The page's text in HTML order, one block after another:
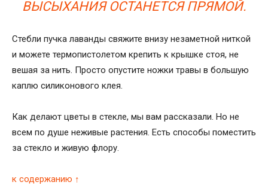
ВЫСЫХАНИЯ ОСТАНЕТСЯ ПРЯМОЙ.
Стебли пучка лаванды свяжите внизу незаметной ниткой
и можете термопистолетом крепить к крышке стоя, не
вешая за нить. Просто опустите ножки травы в большую
каплю силиконового клея.
Как делают цветы в стекле, мы вам рассказали. Но не
всем по душе неживые растения. Есть способы поместить
за стекло и живую флору.
к содержанию ↑